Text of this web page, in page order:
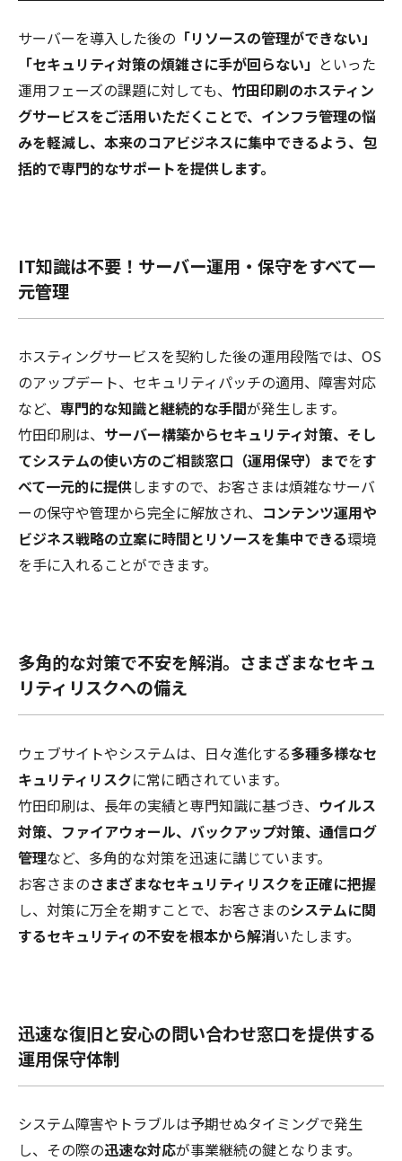
サーバーを導入した後の 「リソースの管理ができない」
「セキュリティ対策の煩雑さに手が回らない」 といった
運用フェーズの課題に対しても、 竹田印刷のホスティン
グサービスをご活用いただくことで、インフラ管理の悩
みを軽減し、本来のコアビジネスに集中できるよう、包
括的で専門的なサポートを提供します。
IT知識は不要！サーバー運用・保守をすべて一
元管理
ホスティングサービスを契約した後の運用段階では、OS
のアップデート、セキュリティパッチの適用、障害対応
など、 専門的な知識と継続的な手間が発生します。
竹田印刷は、 サーバー構築からセキュリティ対策、そし
てシステムの使い方のご相談窓口（運用保守）までをす
べて一元的に提供しますので、お客さまは煩雑なサーバ
ーの保守や管理から完全に解放され、 コンテンツ運用や
ビジネス戦略の立案に時間とリソースを集中できる環境
を手に入れることができます。
多角的な対策で不安を解消。さまざまなセキュ
リティリスクへの備え
ウェブサイトやシステムは、日々進化する多種多様なセ
キュリティリスクに常に晒されています。
竹田印刷は、長年の実績と専門知識に基づき、 ウイルス
対策、ファイアウォール、バックアップ対策、通信ログ
管理など、多角的な対策を迅速に講じています。
お客さまのさまざまなセキュリティリスクを正確に把握
し、対策に万全を期すことで、お客さまのシステムに関
するセキュリティの不安を根本から解消いたします。
迅速な復旧と安心の問い合わせ窓口を提供する
運用保守体制
システム障害やトラブルは予期せぬタイミングで発生
し、その際の迅速な対応が事業継続の鍵となります。